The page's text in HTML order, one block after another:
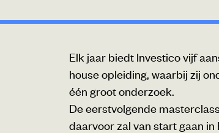
Elk jaar biedt Investico vijf
house opleiding, waarbij zij
één groot onderzoek.
De eerstvolgende
daarvoor zal van start gaan